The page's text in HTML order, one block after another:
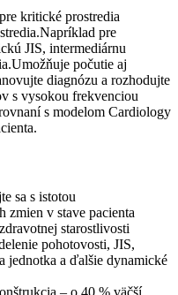
kritické prostredia
pre
JIS, intermediárnu
počutie aj
diagnózu a rozhodujte
s vysokou frekvenciou
s modelom Cardiology
sa s istotou
zmien v stave pacienta
starostlivosti
pohotovosti, JIS,
jednotka a ďalšie dynamické
– o 40 % väčší